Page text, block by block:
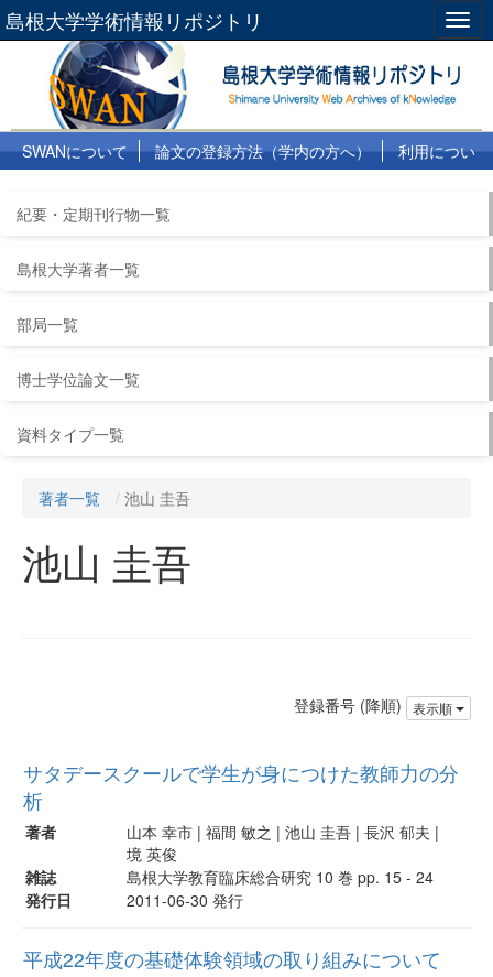
島根大学学術情報リポジトリ
SWANについて 論文の登録方法（学内の方へ）
利用につい
紀要・定期刊行物一覧
島根大学著者一覧
部局一覧
博士学位論文一覧
資料タイプ一覧
著者一覧 池山 圭吾
池山 圭吾
登録番号 (降順) 表示順
サタデースクールで学生が身につけた教師力の分
析
著者
山本 幸市 | 福間 敏之 | 池山 圭吾 | 長沢 郁夫 |
境 英俊
雑誌
島根大学教育臨床総合研究 10 巻 pp. 15 - 24
発行日
2011-06-30 発行
平成22年度の基礎体験領域の取り組みについて